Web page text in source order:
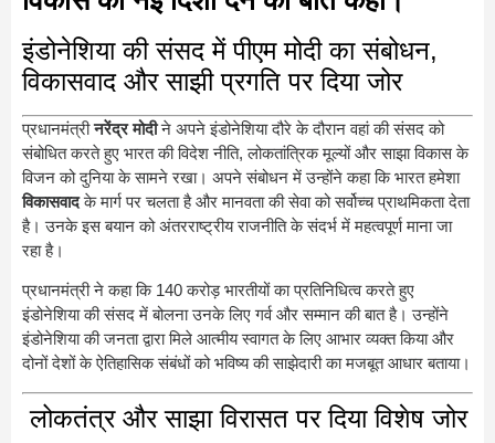
इंडोनेशिया की संसद में पीएम मोदी का संबोधन,
विकासवाद और साझी प्रगति पर दिया जोर
प्रधानमंत्रीनरेंद्र मोदीने अपने इंडोनेशिया दौरे के दौरान वहां की संसद को
संबोधित करते हुए भारत की विदेश नीति, लोकतांत्रिक मूल्यों और साझा विकास के
विजन को दुनिया के सामने रखा। अपने संबोधन में उन्होंने कहा कि भारत हमेशा
विकासवादके मार्ग पर चलता है और मानवता की सेवा को सर्वोच्च प्राथमिकता देता
है। उनके इस बयान को अंतरराष्ट्रीय राजनीति के संदर्भ में महत्वपूर्ण माना जा
रहा है।
प्रधानमंत्री ने कहा कि 140 करोड़ भारतीयों का प्रतिनिधित्व करते हुए
इंडोनेशिया की संसद में बोलना उनके लिए गर्व और सम्मान की बात है। उन्होंने
इंडोनेशिया की जनता द्वारा मिले आत्मीय स्वागत के लिए आभार व्यक्त किया और
दोनों देशों के ऐतिहासिक संबंधों को भविष्य की साझेदारी का मजबूत आधार बताया।
लोकतंत्र और साझा विरासत पर दिया विशेष जोर